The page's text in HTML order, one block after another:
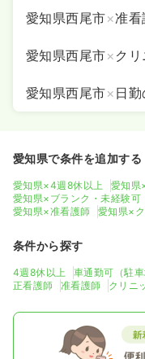
愛知県西尾市×准看
愛知県西尾市× クリ
愛知県西尾市× 日
愛知県で条件を追加する
愛知県×4週8休以上
愛知県
愛知県×ブランク・未経験可
愛知県×准看護師
愛知県×
条件から探す
4週8休以上 車通勤可（駐車
正看護師
准看護師 クリニ